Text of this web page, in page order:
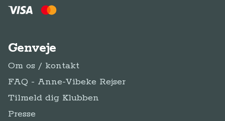
Genveje
Om os / kontakt
FAQ - Anne-Vibeke Rejser
Tilmeld dig Klubben
Presse